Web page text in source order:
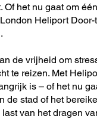
Of het nu gaat om
Heliport Door-
de vrijheid om
te reizen. Met
is – of het nu
de stad of het
van het dragen